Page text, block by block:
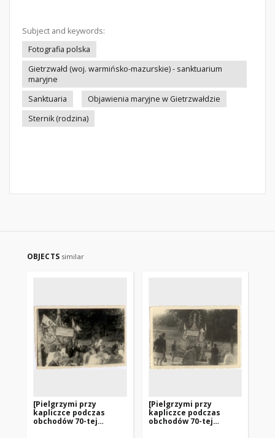
Subject and keywords:
Fotografia polska
Gietrzwałd (woj. warmińsko-mazurskie) - sanktuarium
maryjne
Sanktuaria
Objawienia maryjne w Gietrzwałdzie
Sternik (rodzina)
OBJECTS similar
[Pielgrzymi przy
kapliczce podczas
obchodów 70-tej
[Pielgrzymi przy
kapliczce podczas
obchodów 70-tej